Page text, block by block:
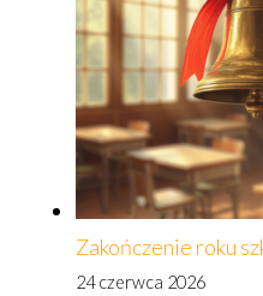
Zakończenie roku
24 czerwca 2026